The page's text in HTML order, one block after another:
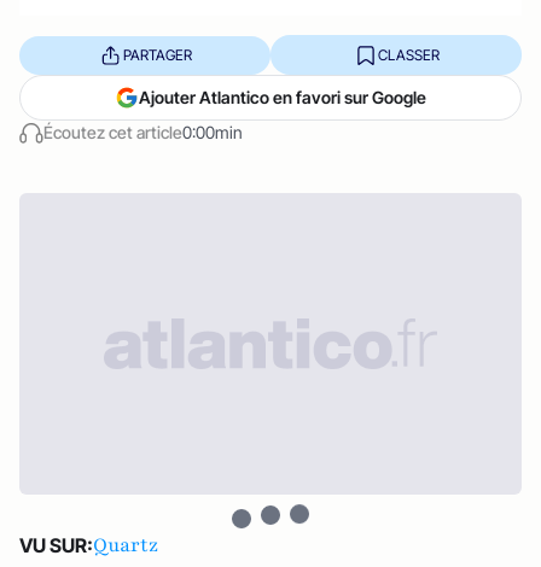
Écoutez cet article0:00min
PARTAGER CLASSER
Ajouter Atlantico en favori sur Google
VU SUR:Quartz